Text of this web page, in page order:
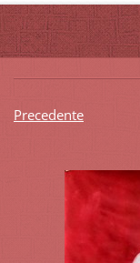
Precedente